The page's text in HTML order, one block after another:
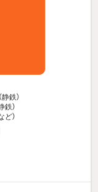
静鉄）
鉄）
ど）